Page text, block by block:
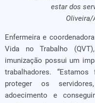
estar dos
Oliveira/
Enfermeira e
Vida no Trabalho
imunização possui um
trabalhadores.
proteger os
adoecimento e